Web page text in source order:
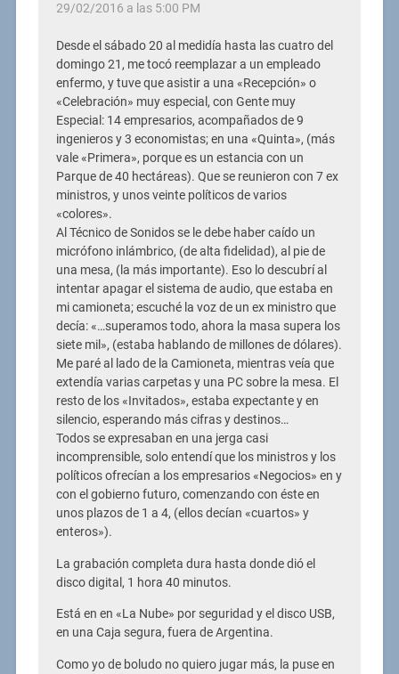
29/02/2016 a las 5:00 PM
Desde el sábado 20 al medidía hasta las cuatro del
domingo 21, me tocó reemplazar a un empleado
enfermo, y tuve que asistir a una «Recepción» o
«Celebración» muy especial, con Gente muy
Especial: 14 empresarios, acompañados de 9
ingenieros y 3 economistas; en una «Quinta», (más
vale «Primera», porque es un estancia con un
Parque de 40 hectáreas). Que se reunieron con 7 ex
ministros, y unos veinte políticos de varios
«colores».
Al Técnico de Sonidos se le debe haber caído un
micrófono inlámbrico, (de alta fidelidad), al pie de
una mesa, (la más importante). Eso lo descubrí al
intentar apagar el sistema de audio, que estaba en
mi camioneta; escuché la voz de un ex ministro que
decía: «…superamos todo, ahora la masa supera los
siete mil», (estaba hablando de millones de dólares).
Me paré al lado de la Camioneta, mientras veía que
extendía varias carpetas y una PC sobre la mesa. El
resto de los «Invitados», estaba expectante y en
silencio, esperando más cifras y destinos…
Todos se expresaban en una jerga casi
incomprensible, solo entendí que los ministros y los
políticos ofrecían a los empresarios «Negocios» en y
con el gobierno futuro, comenzando con éste en
unos plazos de 1 a 4, (ellos decían «cuartos» y
enteros»).
La grabación completa dura hasta donde dió el
disco digital, 1 hora 40 minutos.
Está en en «La Nube» por seguridad y el disco USB,
en una Caja segura, fuera de Argentina.
Como yo de boludo no quiero jugar más, la puse en